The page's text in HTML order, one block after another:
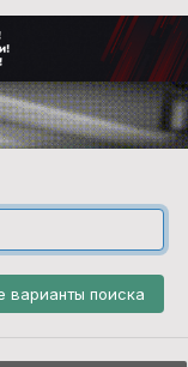
варианты поиска